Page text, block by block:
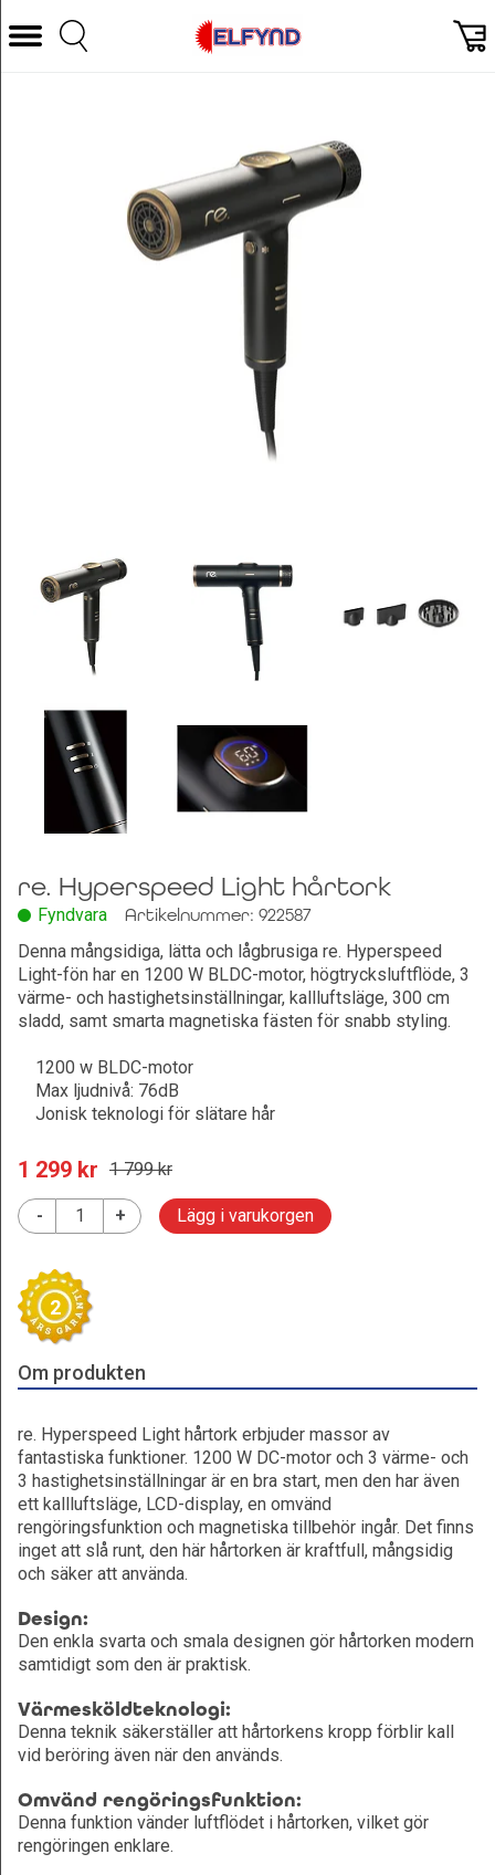
Välj Kategori
re. Hyperspeed Light hårtork
Fyndvara
Artikelnummer: 922587
Denna mångsidiga, lätta och lågbrusiga re. Hyperspeed
Light-fön har en 1200 W BLDC-motor, högtrycksluftflöde, 3
värme- och hastighetsinställningar, kallluftsläge, 300 cm
sladd, samt smarta magnetiska fästen för snabb styling.
1200 w BLDC-motor
Max ljudnivå: 76dB
Jonisk teknologi för slätare hår
1 299 kr 1 799 kr
- + Lägg i varukorgen
2
Om produkten
re. Hyperspeed Light hårtork erbjuder massor av
fantastiska funktioner. 1200 W DC-motor och 3 värme- och
3 hastighetsinställningar är en bra start, men den har även
ett kallluftsläge, LCD-display, en omvänd
rengöringsfunktion och magnetiska tillbehör ingår. Det finns
inget att slå runt, den här hårtorken är kraftfull, mångsidig
och säker att använda.
Design:
Den enkla svarta och smala designen gör hårtorken modern
samtidigt som den är praktisk.
Värmesköldteknologi:
Denna teknik säkerställer att hårtorkens kropp förblir kall
vid beröring även när den används.
Omvänd rengöringsfunktion:
Denna funktion vänder luftflödet i hårtorken, vilket gör
rengöringen enklare.